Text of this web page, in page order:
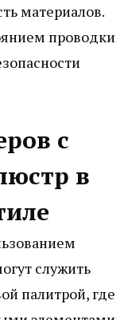
материалов.
проводки
с
в
служить
палитрой, где